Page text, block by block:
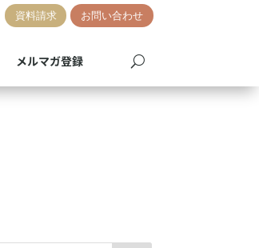
資料請求 お問い合わせ
メルマガ登録